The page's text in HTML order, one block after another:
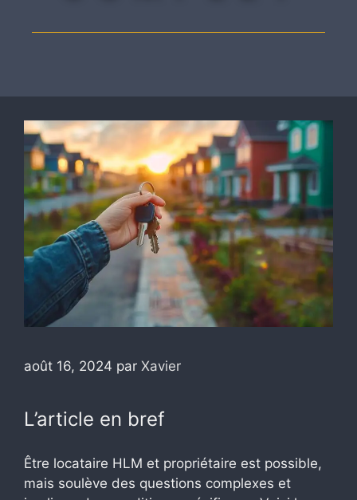
août 16, 2024 par Xavier
L’article en bref
Être locataire HLM et propriétaire est possible,
mais soulève des questions complexes et